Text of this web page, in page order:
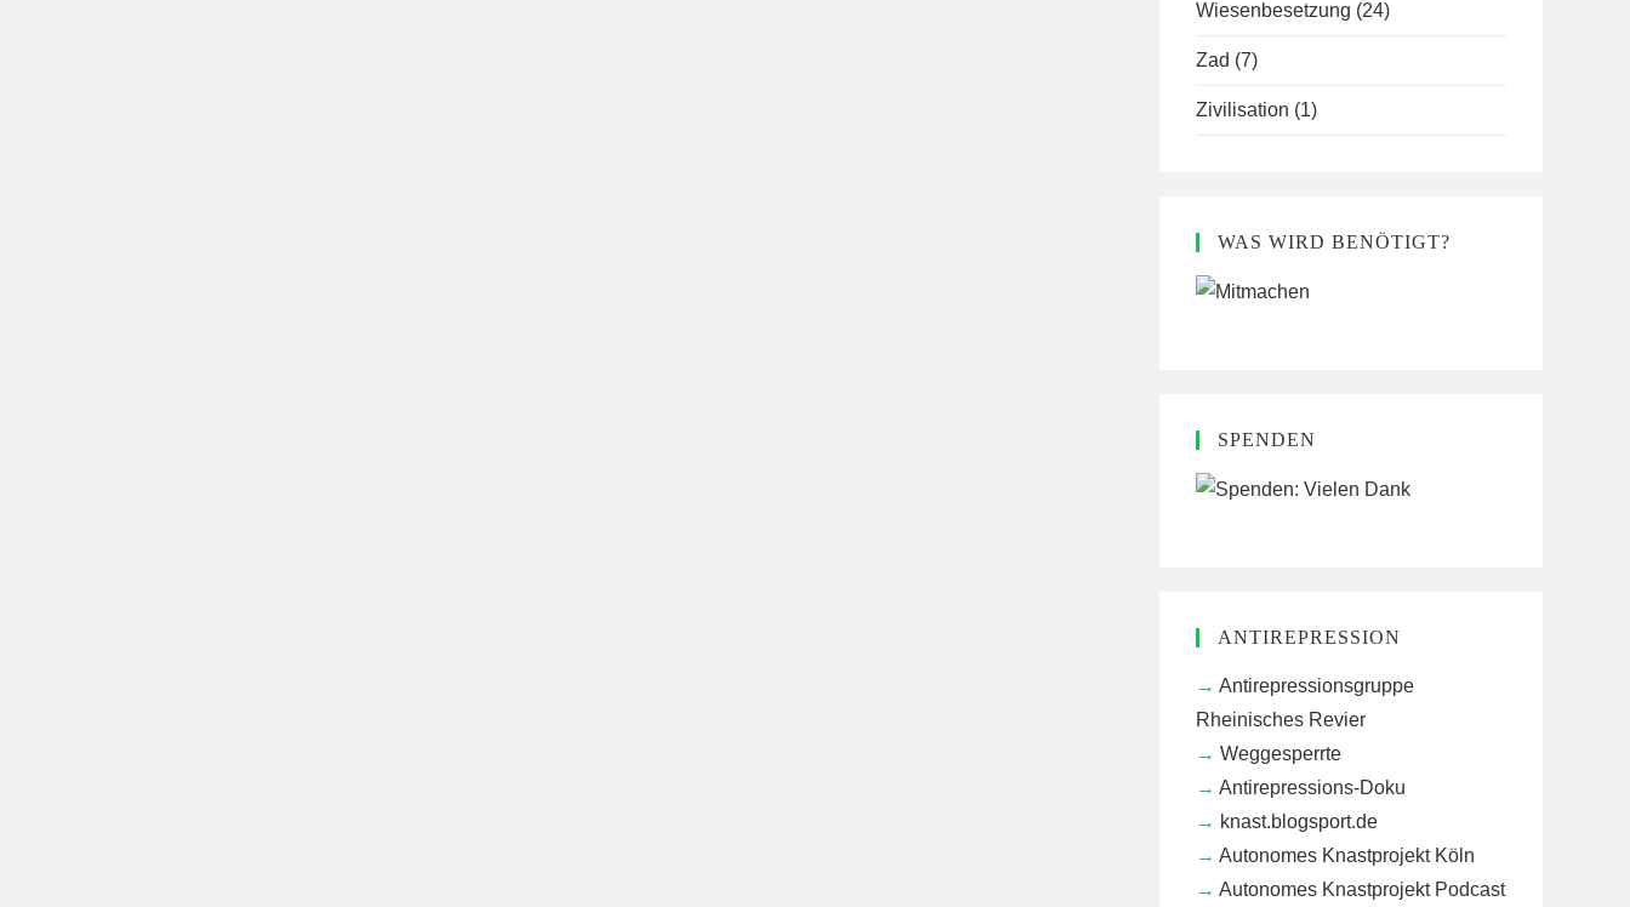
Wiesenbesetzung (24)
Zad (7)
Zivilisation (1)
WAS WIRD BENÖTIGT?
SPENDEN
ANTIREPRESSION
Antirepressionsgruppe
Rheinisches Revier
Weggesperrte
Antirepressions-Doku
knast.blogsport.de
Autonomes Knastprojekt Köln
Autonomes Knastprojekt Podcast